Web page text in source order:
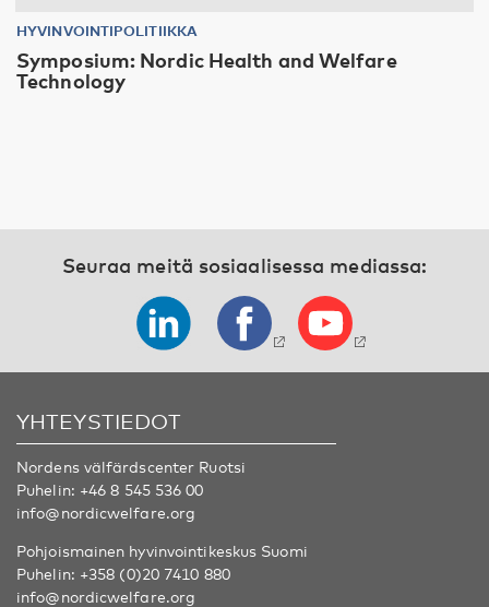
HYVINVOINTIPOLITIIKKA
Symposium: Nordic Health and Welfare
Technology
Seuraa meitä sosiaalisessa mediassa:
YHTEYSTIEDOT
Nordens välfärdscenter Ruotsi
Puhelin: +46 8 545 536 00
info@nordicwelfare.org
Pohjoismainen hyvinvointikeskus Suomi
Puhelin: +358 (0)20 7410 880
info@nordicwelfare.org